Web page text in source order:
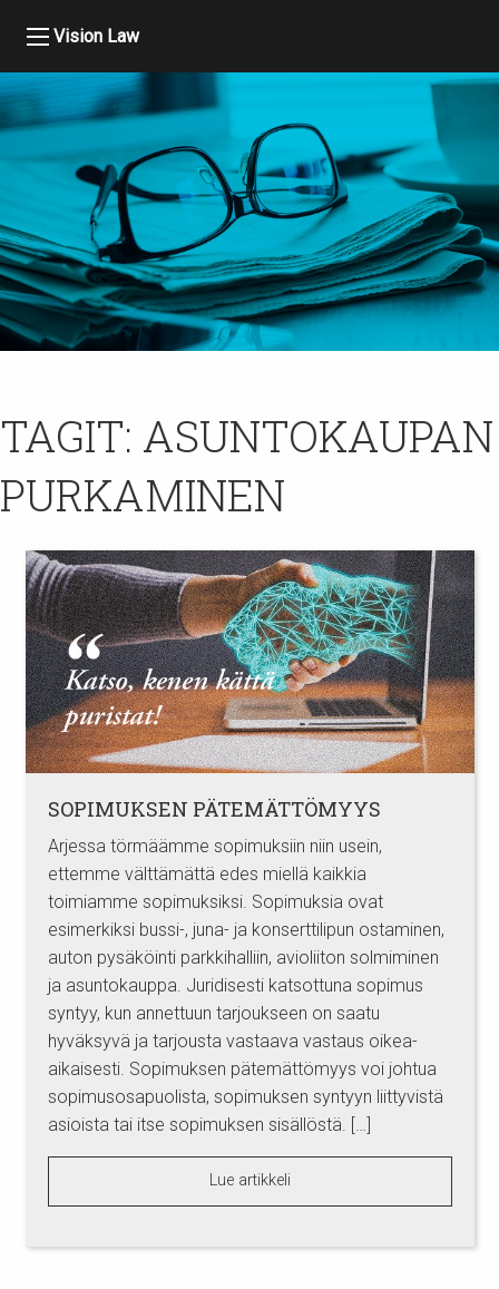
Vision Law
TAGIT: ASUNTOKAUPAN
PURKAMINEN
SOPIMUKSEN PÄTEMÄTTÖMYYS
Arjessa törmäämme sopimuksiin niin usein,
ettemme välttämättä edes miellä kaikkia
toimiamme sopimuksiksi. Sopimuksia ovat
esimerkiksi bussi-, juna- ja konserttilipun ostaminen,
auton pysäköinti parkkihalliin, avioliiton solmiminen
ja asuntokauppa. Juridisesti katsottuna sopimus
syntyy, kun annettuun tarjoukseen on saatu
hyväksyvä ja tarjousta vastaava vastaus oikea-
aikaisesti. Sopimuksen pätemättömyys voi johtua
sopimusosapuolista, sopimuksen syntyyn liittyvistä
asioista tai itse sopimuksen sisällöstä. […]
Lue artikkeli